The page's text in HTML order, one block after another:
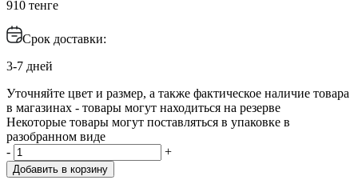
910 тенге
Срок доставки:
3-7 дней
Уточняйте цвет и размер, а также фактическое наличие товара
в магазинах - товары могут находиться на резерве
Некоторые товары могут поставляться в упаковке в
разобранном виде
-
+
Добавить в корзину